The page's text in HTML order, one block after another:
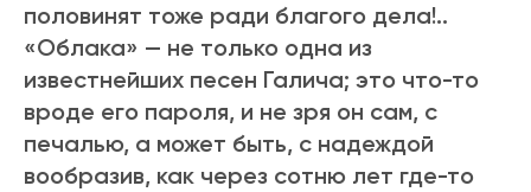
половинят тоже ради благого дела!..
«Облака» — не только одна из
известнейших песен Галича; это что-то
вроде его пароля, и не зря он сам, с
печалью, а может быть, с надеждой
вообразив, как через сотню лет где-то